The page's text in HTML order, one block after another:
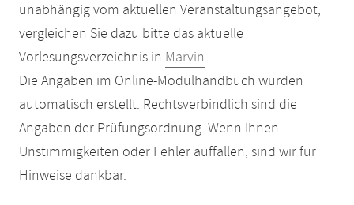
unabhängig vom aktuellen Veranstaltungsangebot,
vergleichen Sie dazu bitte das aktuelle
Vorlesungsverzeichnis in Marvin.
Die Angaben im Online-Modulhandbuch wurden
automatisch erstellt. Rechtsverbindlich sind die
Angaben der Prüfungsordnung. Wenn Ihnen
Unstimmigkeiten oder Fehler auffallen, sind wir für
Hinweise dankbar.